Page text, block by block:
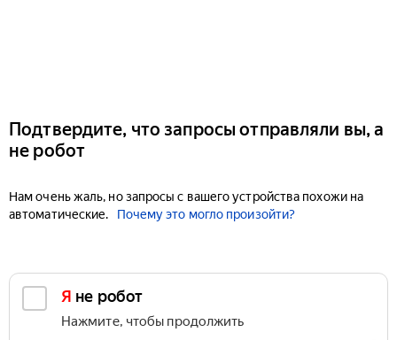
Подтвердите, что запросы отправляли вы, а
не робот
Нам очень жаль, но запросы с вашего устройства похожи на
автоматические.
Почему это могло произойти?
Я не робот
Нажмите, чтобы продолжить